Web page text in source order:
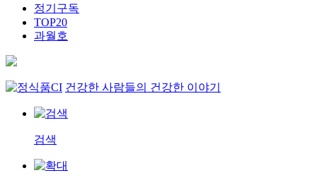
정기구독
TOP20
과월호
건강한 사람들의 건강한 이야기
검색